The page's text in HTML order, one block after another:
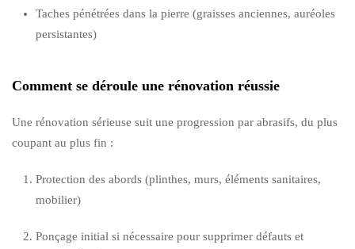
Taches pénétrées dans la pierre (graisses anciennes, auréoles
persistantes)
Comment se déroule une rénovation réussie
Une rénovation sérieuse suit une progression par abrasifs, du plus
coupant au plus fin :
Protection des abords (plinthes, murs, éléments sanitaires,
mobilier)
Ponçage initial si nécessaire pour supprimer défauts et